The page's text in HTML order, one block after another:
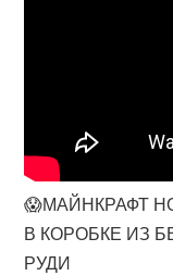
😱МАЙНКРАФТ
В КОРОБКЕ ИЗ
РУДИ